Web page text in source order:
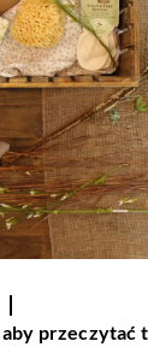
przeczytać